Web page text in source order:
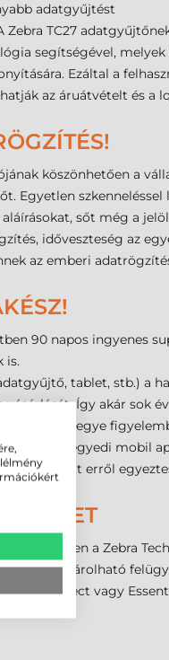
adatgyűjtést
Zebra TC27
segítségével,
Ezáltal a
az áruátvételt és a
köszönhetően a
Egyetlen
sőt még a
időveszteség az
az emberi
90 napos ingyenes
is.
tablet, stb.) a
Így akár sok
mindig vegye
készített egyedi mobil
előtt erről
érdekében a Zebra
vásárolható
Select vagy